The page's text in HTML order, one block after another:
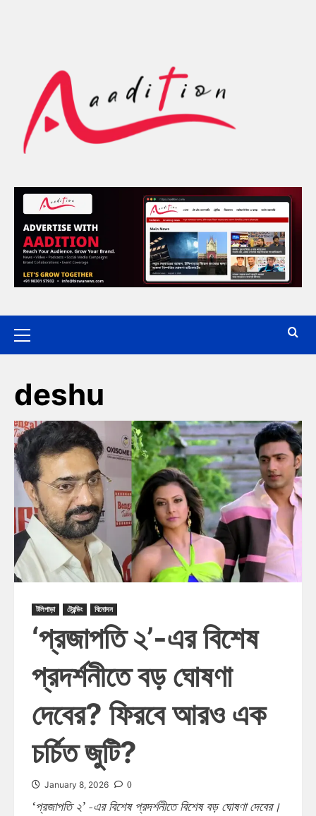
deshu
টলিপাড়া ট্রেন্ডিং বিনোদন
‘প্রজাপতি ২’-এর বিশেষ
প্রদর্শনীতে বড় ঘোষণা
দেবের? ফিরবে আরও এক
চর্চিত জুটি?
January 8, 2026 0
‘প্রজাপতি ২’ -এর বিশেষ প্রদর্শনীতে বিশেষ বড় ঘোষণা দেবের।